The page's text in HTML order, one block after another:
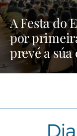
A Festa do
por
prevé a